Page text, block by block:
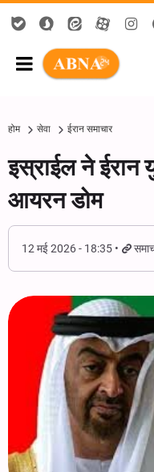
होम सेवा ईरान समाचार
इस्राईल ने ईरान
आयरन डोम
12 मई 2026 - 18:35